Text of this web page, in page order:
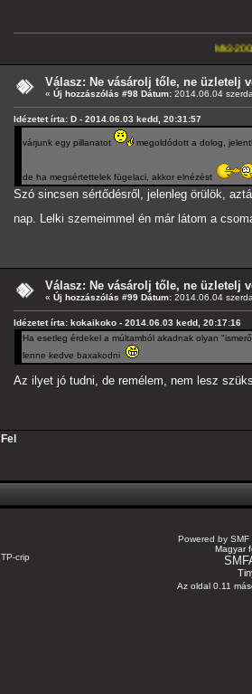
Mk3-2002-2,5-V6---A4-
Válasz: Ne vásárolj tőle, ne üzletelj
« Új hozzászólás #98 Dátum: 2014.06.04
Idézetet írta: D - 2014.06.03 kedd, 20:31:57
várjunk egy pillanatot megoldódott a dolog,
de ha megsértettelek fügelaci, akkor elnézést
Szó sincsen sértődésről, jelenleg örülök,
nap. Lelki szemeimmel én már látom a
Válasz: Ne vásárolj tőle, ne üzletelj
« Új hozzászólás #99 Dátum: 2014.06.04
Idézetet írta: kokaikoko - 2014.06.03 kedd, 20:17:16
Ha esetleg érdekel a múltamból akadnak olyan
lenne kedve baxakodni
Az ilyet jó tudni, de remélem, nem lesz
Fel
TP-crip
Powered by SMF
Magyar
Az oldal 0.11